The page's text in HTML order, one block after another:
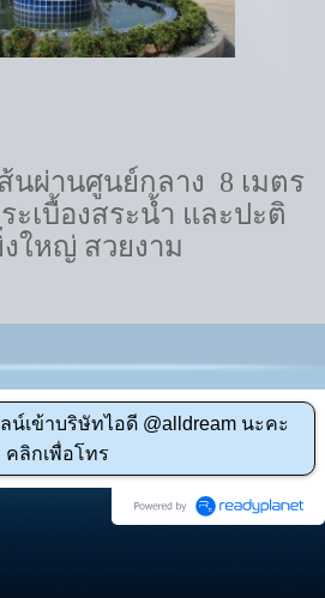
นผ่านศูนย์กลาง 8 เมตร
ะเบื้องสระน้ำ และปะติ
ใหญ่ สวยงาม
น์เข้าบริษัทไอดี @alldream นะคะ
คลิกเพื่อโทร